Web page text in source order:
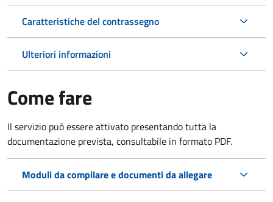
Caratteristiche del contrassegno
Ulteriori informazioni
Come fare
Il servizio può essere attivato presentando tutta la
documentazione prevista, consultabile in formato PDF.
Moduli da compilare e documenti da allegare